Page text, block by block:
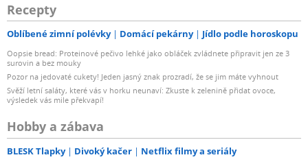
Recepty
Oblíbené zimní polévky Domácí pekárny Jídlo podle horoskopu
Oopsie bread: Proteinové pečivo lehké jako obláček zvládnete připravit jen ze 3
surovin a bez mouky
Pozor na jedovaté cukety! Jeden jasný znak prozradí, že se jim máte vyhnout
Svěží letní saláty, které vás v horku neunaví: Zkuste k zelenině přidat ovoce,
výsledek vás mile překvapí!
Hobby a zábava
BLESK Tlapky Divoký kačer Netflix filmy a seriály